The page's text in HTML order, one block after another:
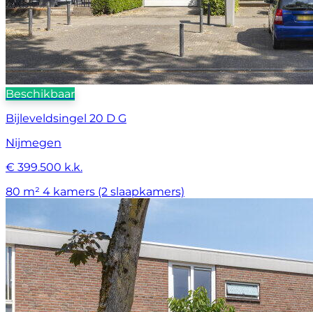
Beschikbaar
Bijleveldsingel 20 D G
Nijmegen
€ 399.500 k.k.
80 m² 4 kamers (2 slaapkamers)